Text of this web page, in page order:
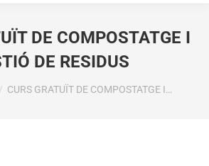
DE COMPOSTATGE I
DE RESIDUS
CURS GRATUÏT DE COMPOSTATGE I…